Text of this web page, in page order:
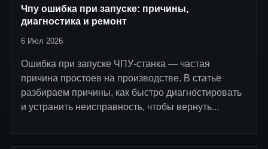
Чпу ошибка при запуске: причины,
диагностика и ремонт
6 Июл 2026
Ошибка при запуске ЧПУ-станка — частая
причина простоев на производстве. В статье
разбираем причины, как быстро диагностировать
и устранить неисправность, чтобы вернуть...